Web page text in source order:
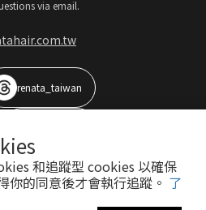
和追蹤型 cookies 以確保
你的同意後才會執行追蹤。 了
via email.
renata_taiwan
Reserved RENATA|
專業沙龍髮品